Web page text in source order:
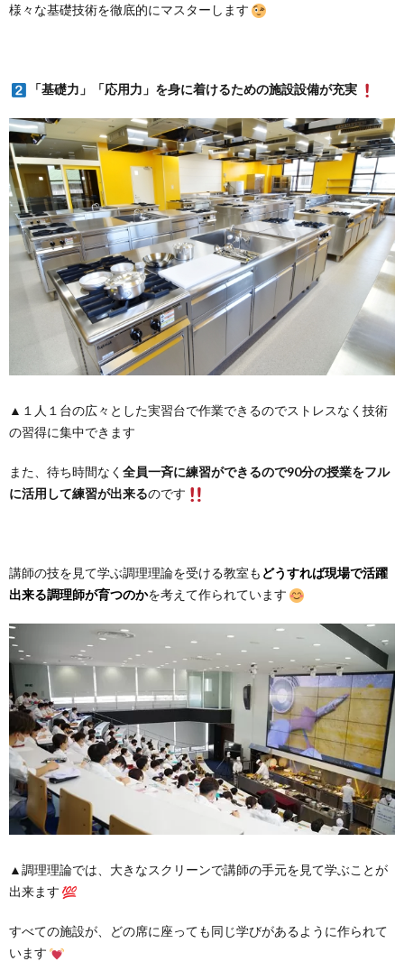
様々な基礎技術を徹底的にマスターします
「基礎力」「応用力」を身に着けるための施設設備が充実
▲１人１台の広々とした実習台で作業できるのでストレスなく技術
の習得に集中できます
また、待ち時間なく 全員一斉に練習ができるので90分の授業をフル
に活用して練習が出来るのです
講師の技を見て学ぶ調理理論を受ける教室も どうすれば現場で活躍
出来る調理師が育つのかを考えて作られています
▲調理理論では、大きなスクリーンで講師の手元を見て学ぶことが
出来ます
すべての施設が、どの席に座っても同じ学びがあるように作られて
います